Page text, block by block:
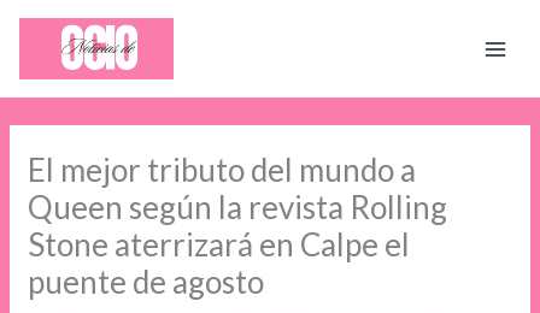
contenido
El mejor tributo del mundo a
Queen según la revista Rolling
Stone aterrizará en Calpe el
puente de agosto